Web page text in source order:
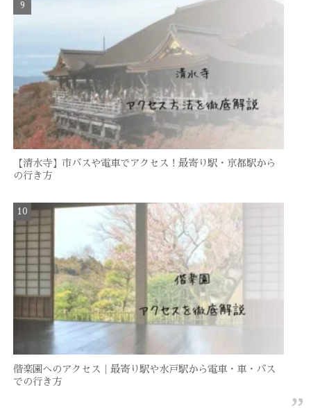
【清水寺】市バスや電車でアクセス！最寄り駅・京都駅から
の行き方
偕楽園へのアクセス｜最寄り駅や水戸駅から電車・車・バス
での行き方